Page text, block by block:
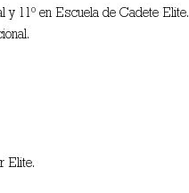
y 11º en Escuela de Cadete Elite.
Elite.